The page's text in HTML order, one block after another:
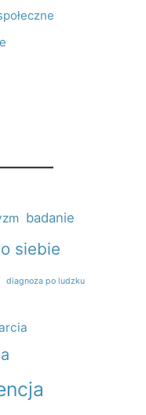
badanie
siebie
diagnoza po ludzku